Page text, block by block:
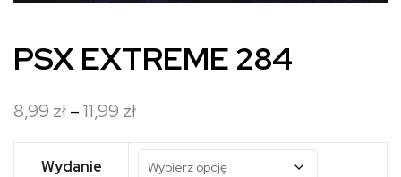
PSX EXTREME 284
8,99 zł–11,99 złZakres
cen:
od
Wydanie